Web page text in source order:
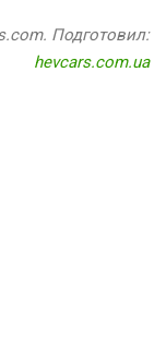
Подготовил:
hevcars.com.ua